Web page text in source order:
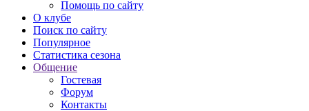
Помощь по сайту
О клубе
Поиск по сайту
Популярное
Статистика сезона
Общение
Гостевая
Форум
Контакты